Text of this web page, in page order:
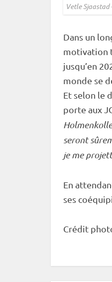
Vetle
Dans un
motivation
jusqu’en
monde se
Et selon le
porte aux
seront
je me
En
ses
Crédit